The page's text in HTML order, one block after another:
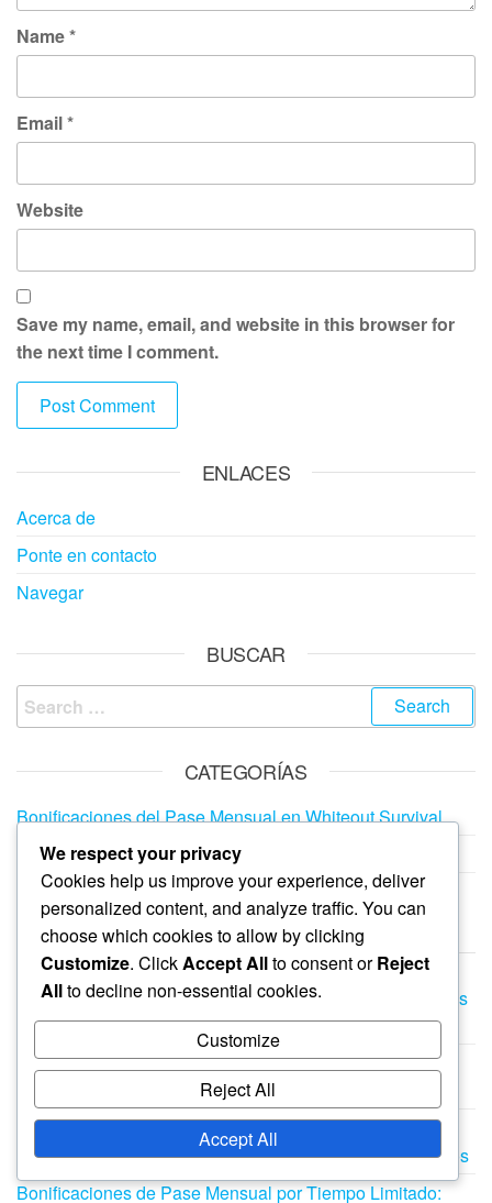
Name*
Email*
Website
Save my name, email, and website in this browser for
the next time I comment.
ENLACES
Acerca de
Ponte en contacto
Navegar
BUSCAR
Search
for:
CATEGORÍAS
Bonificaciones del Pase Mensual en Whiteout Survival
Códigos de regalo en Whiteout Survival
Premios por Hitos del Evento en Whiteout Survival
PUBLICACIONES RECIENTES
Bonificaciones del Pase Mensual de Hitos: Recompensas
de Aniversario, Artículos de Héroe, Recursos
Códigos de regalo por tiempo limitado: artículos
exclusivos, potenciadores, artículos de héroe
Bonificaciones del Pase Mensual de Retroalimentación:
Recompensas de Encuesta, Artículos de Héroe, Recursos
Bonificaciones de Pase Mensual por Tiempo Limitado:
We respect your privacy
Cookies help us improve your experience, deliver
personalized content, and analyze traffic. You can
choose which cookies to allow by clicking
Customize. ClickAccept Allto consent orReject
Allto decline non-essential cookies.
Customize
Reject All
Accept All